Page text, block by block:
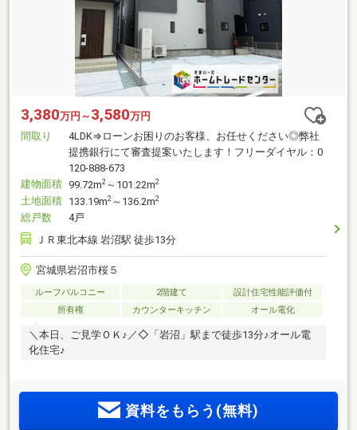
3,380万円～ 3,580万円
間取り
4LDK⇒ローンお困りのお客様、お任せください◎弊社
提携銀行にて審査提案いたします！フリーダイヤル：0
120-888-673
建物面積 99.72m2 ～101.22m2
土地面積 133.19m2 ～136.2m2
総戸数
4戸
ＪＲ東北本線 岩沼駅 徒歩13分
宮城県岩沼市桜５
ルーフバルコニー 2階建て
設計住宅性能評価付
所有権
カウンターキッチン オール電化
＼本日、ご見学ＯＫ♪／◇「岩沼」駅まで徒歩13分♪オール電
化住宅♪
資料をもらう(無料)